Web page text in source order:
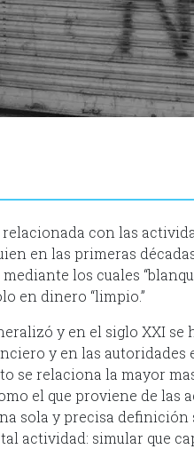
con las
en las primeras
los cuales
en dinero “limpio.”
y en el siglo XXI
y en las autoridades
se relaciona la mayor
el que proviene de las
sola y precisa definición
actividad: simular que